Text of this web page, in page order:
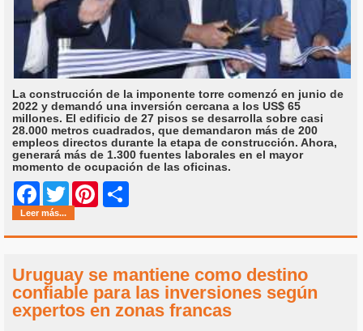
La construcción de la imponente torre comenzó en junio de
2022 y demandó una inversión cercana a los US$ 65
millones. El edificio de 27 pisos se desarrolla sobre casi
28.000 metros cuadrados, que demandaron más de 200
empleos directos durante la etapa de construcción. Ahora,
generará más de 1.300 fuentes laborales en el mayor
momento de ocupación de las oficinas.
Facebook
Twitter Pinterest
Leer más...
Uruguay se mantiene como destino
confiable para las inversiones según
expertos en zonas francas